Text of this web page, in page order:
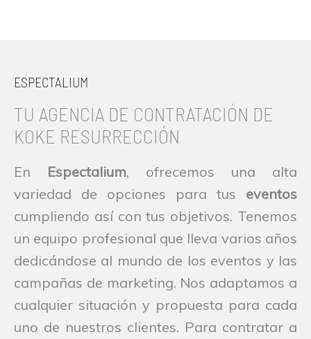
ESPECTALIUM
TU AGENCIA DE CONTRATACIÓN DE
KOKE RESURRECCIÓN
En Espectalium, ofrecemos una alta
variedad de opciones para tus eventos
cumpliendo así con tus objetivos. Tenemos
un equipo profesional que lleva varios años
dedicándose al mundo de los eventos y las
campañas de marketing. Nos adaptamos a
cualquier situación y propuesta para cada
uno de nuestros clientes. Para contratar a